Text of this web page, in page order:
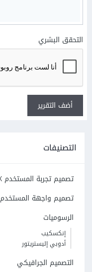
التحقق البشري
أضف التقرير
التصنيفات
تصميم تجربة المستخدم UX
تصميم واجهة المستخدم UI
الرسوميات
إنكسكيب
أدوبي إليستريتور
التصميم الجرافيكي